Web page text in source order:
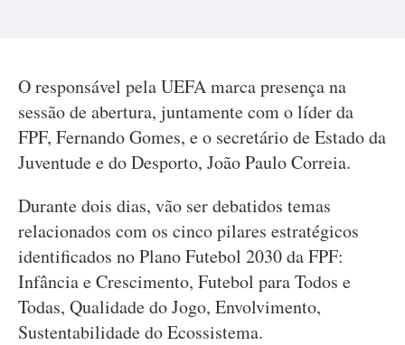
O responsável pela UEFA marca presença na
sessão de abertura, juntamente com o líder da
FPF, Fernando Gomes, e o secretário de Estado da
Juventude e do Desporto, João Paulo Correia.
Durante dois dias, vão ser debatidos temas
relacionados com os cinco pilares estratégicos
identificados no Plano Futebol 2030 da FPF:
Infância e Crescimento, Futebol para Todos e
Todas, Qualidade do Jogo, Envolvimento,
Sustentabilidade do Ecossistema.